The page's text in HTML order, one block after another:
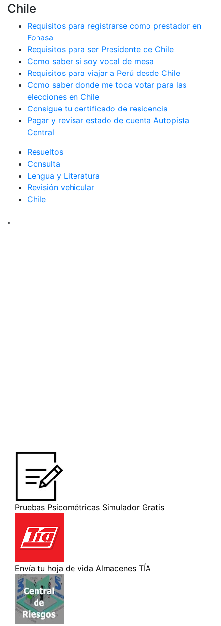
Chile
Requisitos para registrarse como prestador en
Fonasa
Requisitos para ser Presidente de Chile
Como saber si soy vocal de mesa
Requisitos para viajar a Perú desde Chile
Como saber donde me toca votar para las
elecciones en Chile
Consigue tu certificado de residencia
Pagar y revisar estado de cuenta Autopista
Central
Resueltos
Consulta
Lengua y Literatura
Revisión vehicular
Chile
.